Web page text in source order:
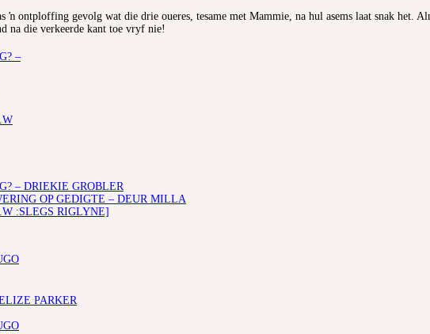
–
– DRIEKIE GROBLER
OP GEDIGTE – DEUR MILLA
:SLEGS RIGLYNE]
PARKER
ŉ ontploffing gevolg wat die drie oueres, tesame met Mammie, na hul asems laat snak het.
na die verkeerde kant toe vryf nie!